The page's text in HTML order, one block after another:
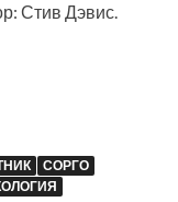
Стив Дэвис.
СОРГО